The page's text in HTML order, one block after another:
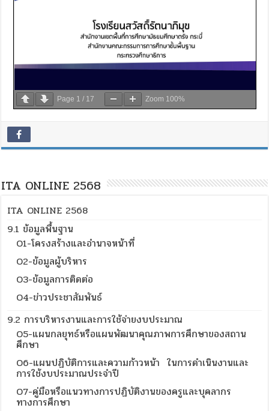
Page 1 / 17 Zoom 100%
ITA ONLINE 2568
ITA ONLINE 2568
9.1 ข้อมูลพื้นฐาน
O1-โครงสร้างและอำนาจหน้าที่
O2-ข้อมูลผู้บริหาร
O3-ข้อมูลการติดต่อ
O4-ข่าวประชาสัมพันธ์
9.2 การบริหารงานและการใช้จ่ายงบประมาณ
O5-แผนกลยุทธ์หรือแผนพัฒนาคุณภาพการศึกษาของสถาน
ศึกษา
O6-แผนปฏิบัติการและความก้าวหน้า ในการดำเนินงานและ
การใช้งบประมาณประจำปี
O7-คู่มือหรือแนวทางการปฏิบัติงานของครูและบุคลากร
ทางการศึกษา